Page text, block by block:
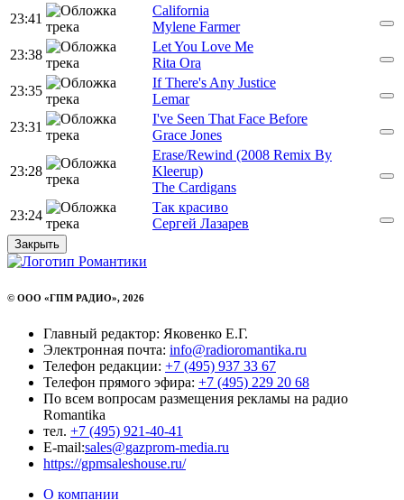
23:41
California
Mylene Farmer
23:38
Let You Love Me
Rita Ora
23:35
If There's Any Justice
Lemar
23:31
I've Seen That Face Before
Grace Jones
23:28
Erase/Rewind (2008 Remix By
Kleerup)
The Cardigans
23:24
Так красиво
Сергей Лазарев
Закрыть
© ООО «ГПМ РАДИО», 2026
Главный редактор: Яковенко Е.Г.
Электронная почта: info@radioromantika.ru
Телефон редакции: +7 (495) 937 33 67
Телефон прямого эфира: +7 (495) 229 20 68
По всем вопросам размещения рекламы на радио
Romantika
тел. +7 (495) 921-40-41
E-mail:sales@gazprom-media.ru
https://gpmsaleshouse.ru/
О компании